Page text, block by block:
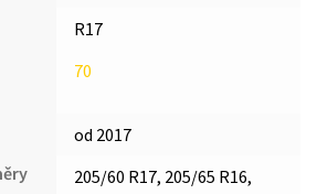
R17
70
od 2017
205/60 R17, 205/65 R16,